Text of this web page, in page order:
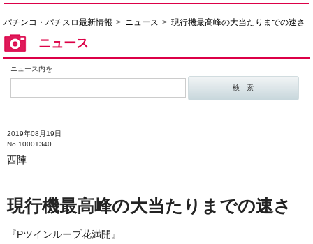
パチンコ・パチスロ最新情報 ニュース 現行機最高峰の大当たりまでの速さ
ニュース
ニュース内を
2019年08月19日
No.10001340
西陣
現行機最高峰の大当たりまでの速さ
『Pツインループ花満開』